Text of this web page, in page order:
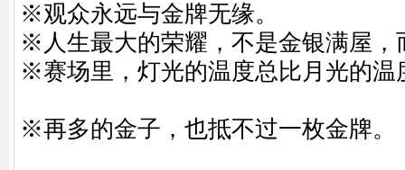
※观众永远与金牌无缘。
※人生最大的荣耀，不是金银满屋，
※赛场里，灯光的温度总比月光的温
※再多的金子，也抵不过一枚金牌。